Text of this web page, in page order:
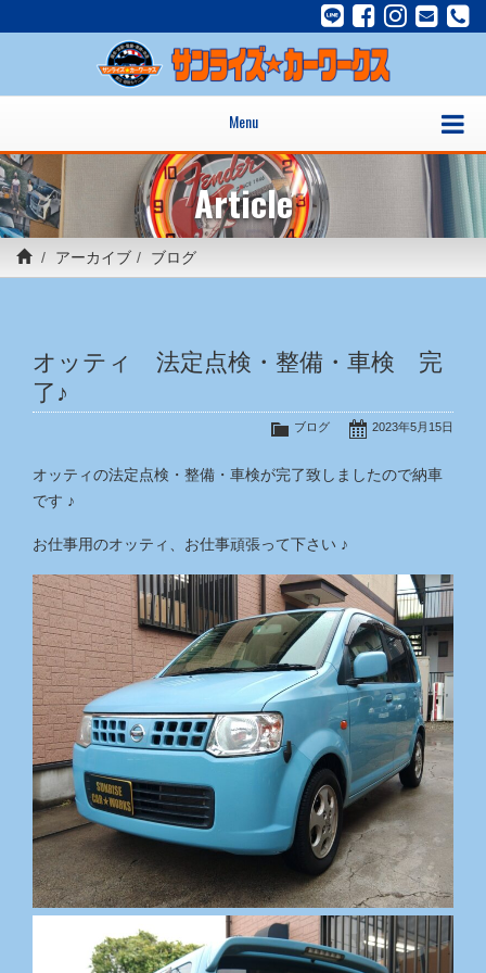
Menu
Article
アーカイブ ブログ
オッティ 法定点検・整備・車検 完
了♪
2023年5月15日
ブログ
オッティの法定点検・整備・車検が完了致しましたので納車
です ♪
お仕事用のオッティ、お仕事頑張って下さい ♪